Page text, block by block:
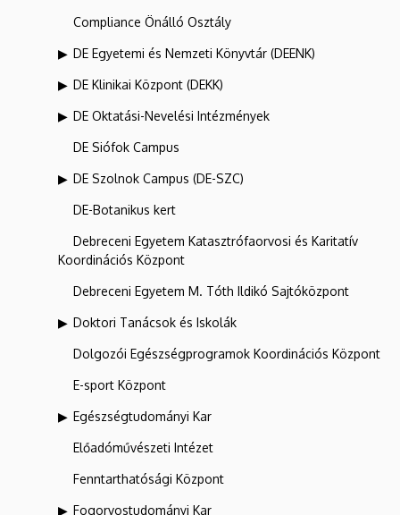
Compliance Önálló Osztály
DE Egyetemi és Nemzeti Könyvtár (DEENK)
DE Klinikai Központ (DEKK)
DE Oktatási-Nevelési Intézmények
DE Siófok Campus
DE Szolnok Campus (DE-SZC)
DE-Botanikus kert
Debreceni Egyetem Katasztrófaorvosi és Karitatív
Koordinációs Központ
Debreceni Egyetem M. Tóth Ildikó Sajtóközpont
Doktori Tanácsok és Iskolák
Dolgozói Egészségprogramok Koordinációs Központ
E-sport Központ
Egészségtudományi Kar
Előadóművészeti Intézet
Fenntarthatósági Központ
Fogorvostudományi Kar